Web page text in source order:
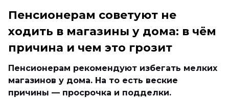
Пенсионерам советуют не
ходить в магазины у дома: в чём
причина и чем это грозит
Пенсионерам рекомендуют избегать мелких
магазинов у дома. На то есть веские
причины — просрочка и подделки.